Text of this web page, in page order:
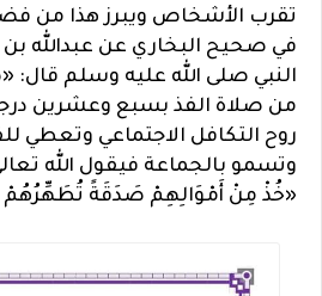
تقرب الأشخاص ويبرز هذا من
في صحيح البخاري عن عبدالله بن
النبي صلى الله عليه وسلم قال:
من صلاة الفذ بسبع وعشرين
روح التكافل الاجتماعي وتعطي
وتسمو بالجماعة فيقول الله
«خُذْ مِنْ أَمْوَالِهِمْ صَدَقَةً تُطَهِّرُهُمْ